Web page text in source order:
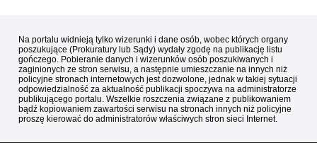
Na portalu widnieją tylko wizerunki i dane osób, wobec których organy
poszukujące (Prokuratury lub Sądy) wydały zgodę na publikację listu
gończego. Pobieranie danych i wizerunków osób poszukiwanych i
zaginionych ze stron serwisu, a następnie umieszczanie na innych niż
policyjne stronach internetowych jest dozwolone, jednak w takiej sytuacji
odpowiedzialność za aktualność publikacji spoczywa na administratorze
publikującego portalu. Wszelkie roszczenia związane z publikowaniem
bądź kopiowaniem zawartości serwisu na stronach innych niż policyjne
proszę kierować do administratorów właściwych stron sieci Internet.